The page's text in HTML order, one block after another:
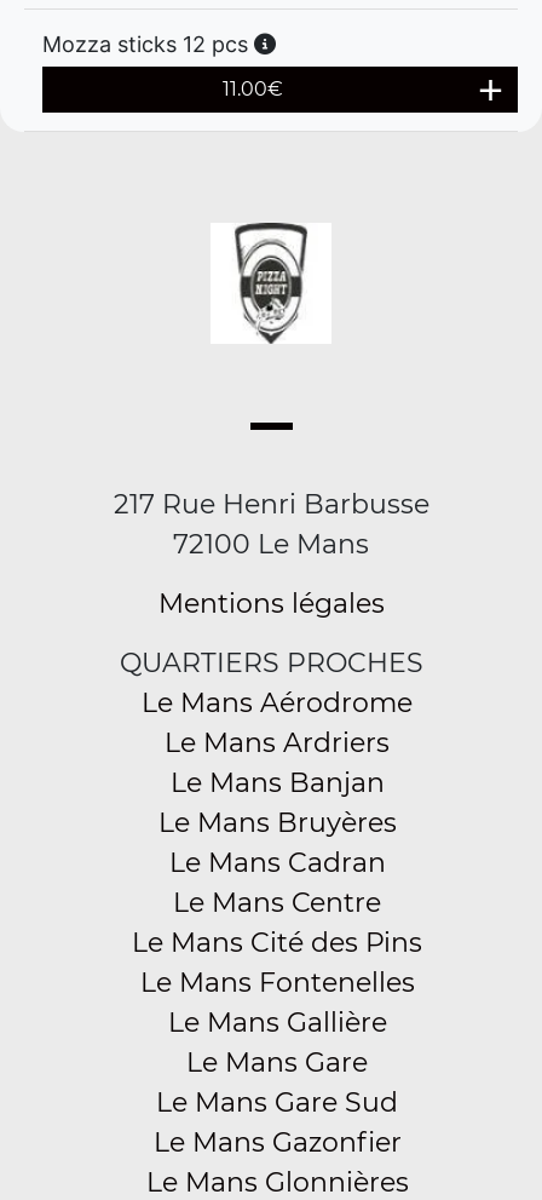
Mozza sticks 12 pcs
11.00€
217 Rue Henri Barbusse
72100 Le Mans
Mentions légales
QUARTIERS PROCHES
Le Mans Aérodrome
Le Mans Ardriers
Le Mans Banjan
Le Mans Bruyères
Le Mans Cadran
Le Mans Centre
Le Mans Cité des Pins
Le Mans Fontenelles
Le Mans Gallière
Le Mans Gare
Le Mans Gare Sud
Le Mans Gazonfier
Le Mans Glonnières